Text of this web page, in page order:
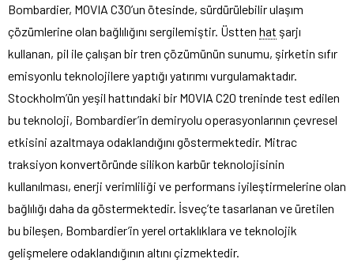
Bombardier, MOVIA C30’un ötesinde, sürdürülebilir ulaşım
çözümlerine olan bağlılığını sergilemiştir. Üstten hat şarjı
kullanan, pil ile çalışan bir tren çözümünün sunumu, şirketin sıfır
emisyonlu teknolojilere yaptığı yatırımı vurgulamaktadır.
Stockholm’ün yeşil hattındaki bir MOVIA C20 treninde test edilen
bu teknoloji, Bombardier’in demiryolu operasyonlarının çevresel
etkisini azaltmaya odaklandığını göstermektedir. Mitrac
traksiyon konvertöründe silikon karbür teknolojisinin
kullanılması, enerji verimliliği ve performans iyileştirmelerine olan
bağlılığı daha da göstermektedir. İsveç’te tasarlanan ve üretilen
bu bileşen, Bombardier’in yerel ortaklıklara ve teknolojik
gelişmelere odaklandığının altını çizmektedir.